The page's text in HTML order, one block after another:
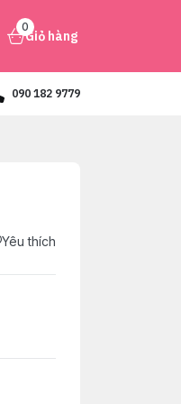
0
Giỏ hàng
090 182 9779
Yêu thích